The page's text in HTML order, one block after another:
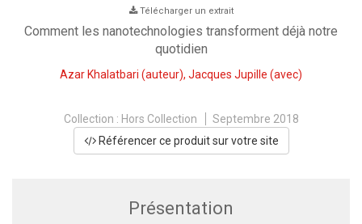
Télécharger un extrait
Comment les nanotechnologies transforment déjà notre
quotidien
Azar Khalatbari (auteur), Jacques Jupille (avec)
Collection : Hors Collection
Septembre 2018
Référencer ce produit sur votre site
Présentation